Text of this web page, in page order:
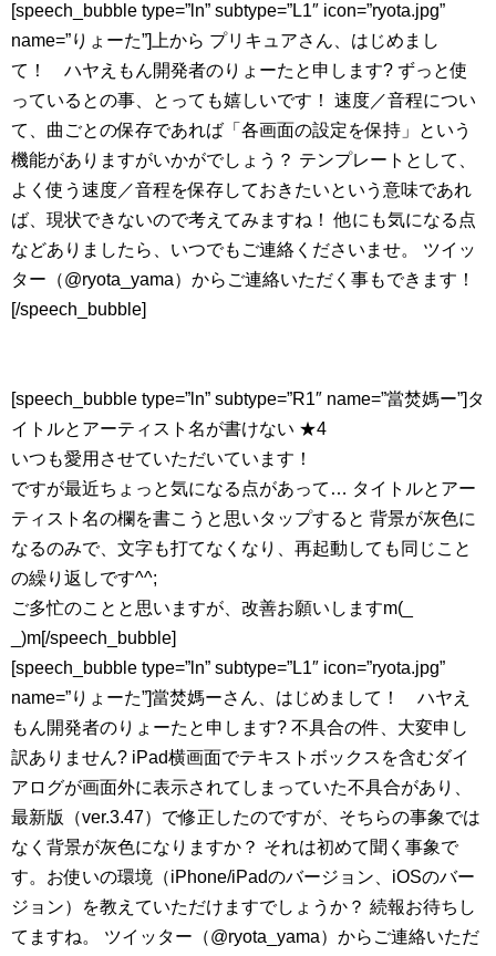
[speech_bubble type=”ln” subtype=”L1″ icon=”ryota.jpg”
name=”りょーた”]上から プリキュアさん、はじめまし
て！ ハヤえもん開発者のりょーたと申します? ずっと使
っているとの事、とっても嬉しいです！ 速度／音程につい
て、曲ごとの保存であれば「各画面の設定を保持」という
機能がありますがいかがでしょう？ テンプレートとして、
よく使う速度／音程を保存しておきたいという意味であれ
ば、現状できないので考えてみますね！ 他にも気になる点
などありましたら、いつでもご連絡くださいませ。 ツイッ
ター（@ryota_yama）からご連絡いただく事もできます！
[/speech_bubble]
[speech_bubble type=”ln” subtype=”R1″ name=”當焚媽ー”]タ
イトルとアーティスト名が書けない ★4
いつも愛用させていただいています！
ですが最近ちょっと気になる点があって… タイトルとアー
ティスト名の欄を書こうと思いタップすると 背景が灰色に
なるのみで、文字も打てなくなり、再起動しても同じこと
の繰り返しです^^;
ご多忙のことと思いますが、改善お願いしますm(_
_)m[/speech_bubble]
[speech_bubble type=”ln” subtype=”L1″ icon=”ryota.jpg”
name=”りょーた”]當焚媽ーさん、はじめまして！ ハヤえ
もん開発者のりょーたと申します? 不具合の件、大変申し
訳ありません? iPad横画面でテキストボックスを含むダイ
アログが画面外に表示されてしまっていた不具合があり、
最新版（ver.3.47）で修正したのですが、そちらの事象では
なく背景が灰色になりますか？ それは初めて聞く事象で
す。お使いの環境（iPhone/iPadのバージョン、iOSのバー
ジョン）を教えていただけますでしょうか？ 続報お待ちし
てますね。 ツイッター（@ryota_yama）からご連絡いただ